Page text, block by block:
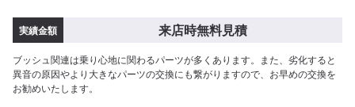
自動車】［コンパクトカー小型自動車(５ナンバーヴィッツ、マーチ、フィッ
ト)］2,200円［３ナンバー中型・大型自動車（クラウン、スカイライン）］
ティマ、デリカ）］2,200円［SUVクロカン（ハイラックス、パジェロ）］
2,200円【その他】［外車ゴルフベンツ（BMW、ジャガー）］要見積［その
他ハイブリット（ハイドロブースター付き）］要見積
実績金額 来店時無料見積
ブッシュ関連は乗り心地に関わるパーツが多くあります。また、劣化すると
異音の原因やより大きなパーツの交換にも繋がりますので、お早めの交換を
お勧めいたします。